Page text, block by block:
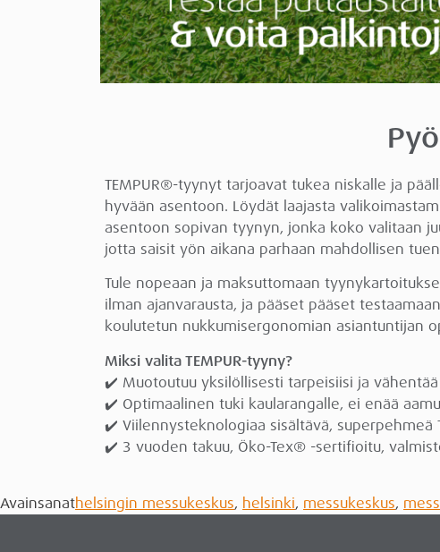
TEMPUR®-tyynyt tarjoavat tukea niskalle ja
hyvään asentoon. Löydät laajasta
asentoon sopivan tyynyn, jonka koko valitaan
jotta saisit yön aikana parhaan mahdollisen
Tule nopeaan ja maksuttomaan
ilman ajanvarausta, ja pääset pääset
koulutetun nukkumisergonomian asiantuntijan
Miksi valita TEMPUR-tyyny?
✔️ Muotoutuu yksilöllisesti tarpeisiisi ja
✔️ Optimaalinen tuki kaularangalle, ei enää
✔️ Viilennysteknologiaa sisältävä, superpehmeä
✔️ 3 vuoden takuu, Öko-Tex® -sertifioitu,
Avainsanathelsingin messukeskus, helsinki, messukeskus,